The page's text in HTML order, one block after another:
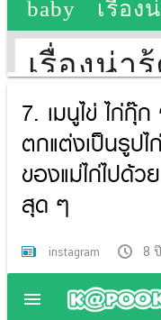
7. เมนูไข่ ไก่กุ๊
ตกแต่งเป็นรูปไ
ของแม่ไก่ไปด้
สุด ๆ
instagram 8